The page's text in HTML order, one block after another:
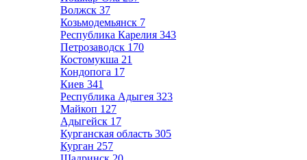
Волжск 37
Козьмодемьянск 7
Республика Карелия 343
Петрозаводск 170
Костомукша 21
Кондопога 17
Киев 341
Республика Адыгея 323
Майкоп 127
Адыгейск 17
Курганская область 305
Курган 257